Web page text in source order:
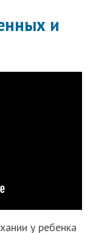
и
у ребенка